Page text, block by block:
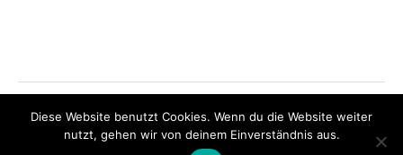
© 2026Wifesharing
Theme:
Diese Website benutzt Cookies. Wenn du die Website weiter
nutzt, gehen wir von deinem Einverständnis aus.